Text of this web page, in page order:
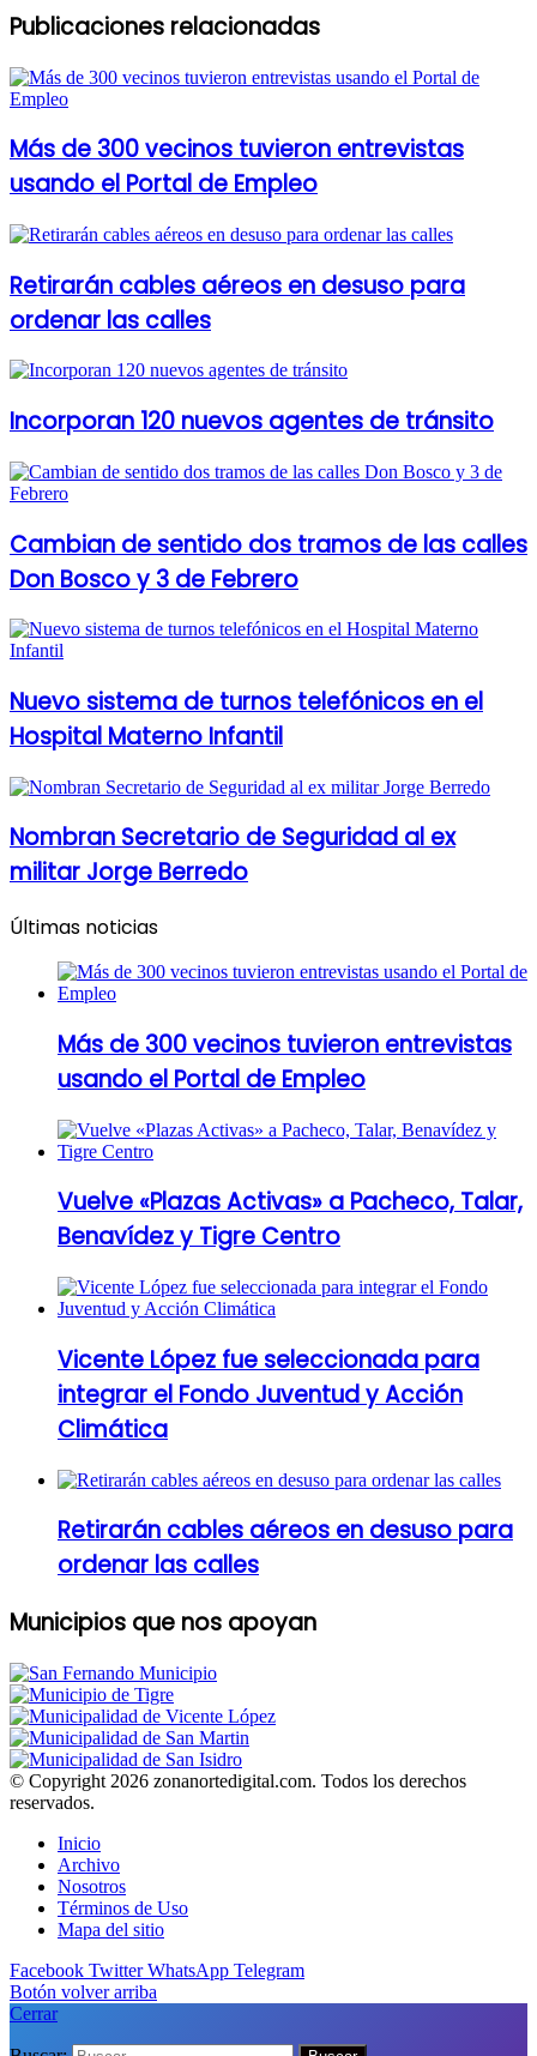
Publicaciones relacionadas
Más de 300 vecinos tuvieron entrevistas
usando el Portal de Empleo
Retirarán cables aéreos en desuso para
ordenar las calles
Incorporan 120 nuevos agentes de tránsito
Cambian de sentido dos tramos de las calles
Don Bosco y 3 de Febrero
Nuevo sistema de turnos telefónicos en el
Hospital Materno Infantil
Nombran Secretario de Seguridad al ex
militar Jorge Berredo
Últimas noticias
Más de 300 vecinos tuvieron entrevistas
usando el Portal de Empleo
Vuelve «Plazas Activas» a Pacheco, Talar,
Benavídez y Tigre Centro
Vicente López fue seleccionada para
integrar el Fondo Juventud y Acción
Climática
Retirarán cables aéreos en desuso para
ordenar las calles
Municipios que nos apoyan
© Copyright 2026 zonanortedigital.com. Todos los derechos
reservados.
Inicio
Archivo
Nosotros
Términos de Uso
Mapa del sitio
Facebook Twitter WhatsApp Telegram
Botón volver arriba
Cerrar